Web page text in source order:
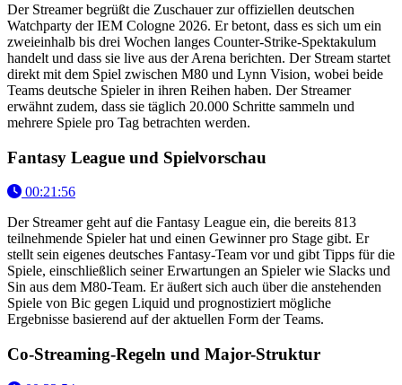
Der Streamer begrüßt die Zuschauer zur offiziellen deutschen
Watchparty der IEM Cologne 2026. Er betont, dass es sich um ein
zweieinhalb bis drei Wochen langes Counter-Strike-Spektakulum
handelt und dass sie live aus der Arena berichten. Der Stream startet
direkt mit dem Spiel zwischen M80 und Lynn Vision, wobei beide
Teams deutsche Spieler in ihren Reihen haben. Der Streamer
erwähnt zudem, dass sie täglich 20.000 Schritte sammeln und
mehrere Spiele pro Tag betrachten werden.
Fantasy League und Spielvorschau
00:21:56
Der Streamer geht auf die Fantasy League ein, die bereits 813
teilnehmende Spieler hat und einen Gewinner pro Stage gibt. Er
stellt sein eigenes deutsches Fantasy-Team vor und gibt Tipps für die
Spiele, einschließlich seiner Erwartungen an Spieler wie Slacks und
Sin aus dem M80-Team. Er äußert sich auch über die anstehenden
Spiele von Bic gegen Liquid und prognostiziert mögliche
Ergebnisse basierend auf der aktuellen Form der Teams.
Co-Streaming-Regeln und Major-Struktur